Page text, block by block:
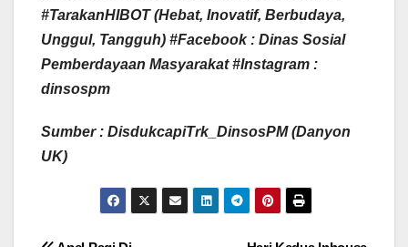
#TarakanHIBOT (Hebat, Inovatif, Berbudaya,
Unggul, Tangguh) #Facebook : Dinas Sosial
Pemberdayaan Masyarakat #Instagram :
dinsospm
Sumber : DisdukcapiTrk_DinsosPM (Danyon
UK)